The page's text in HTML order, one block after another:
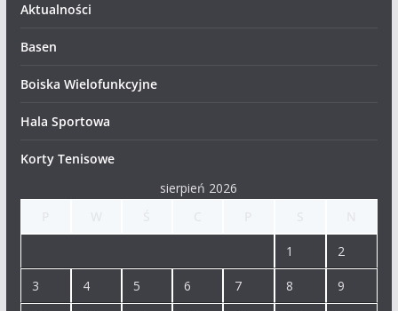
Aktualności
Basen
Boiska Wielofunkcyjne
Hala Sportowa
Korty Tenisowe
sierpień 2026
1 2
3 4 5 6 7 8 9